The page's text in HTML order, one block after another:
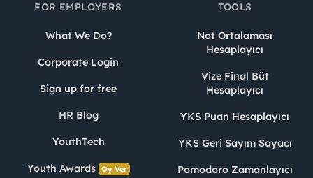
FOR EMPLOYERS
What We Do?
Corporate Login
Sign up for free
HR Blog
YouthTech
Youth Awards Oy Ver
TOOLS
Not Ortalaması
Hesaplayıcı
Vize Final Büt
Hesaplayıcı
YKS Puan Hesaplayıcı
YKS Geri Sayım Sayacı
Pomodoro Zamanlayıcı